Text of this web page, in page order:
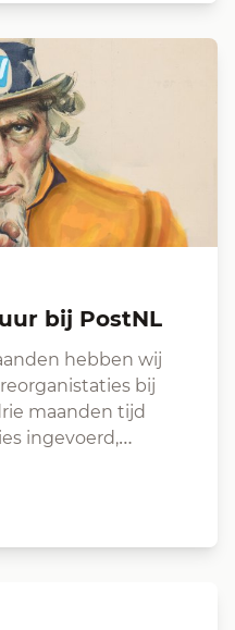
bij PostNL
hebben wij
bij
maanden tijd
ingevoerd,…